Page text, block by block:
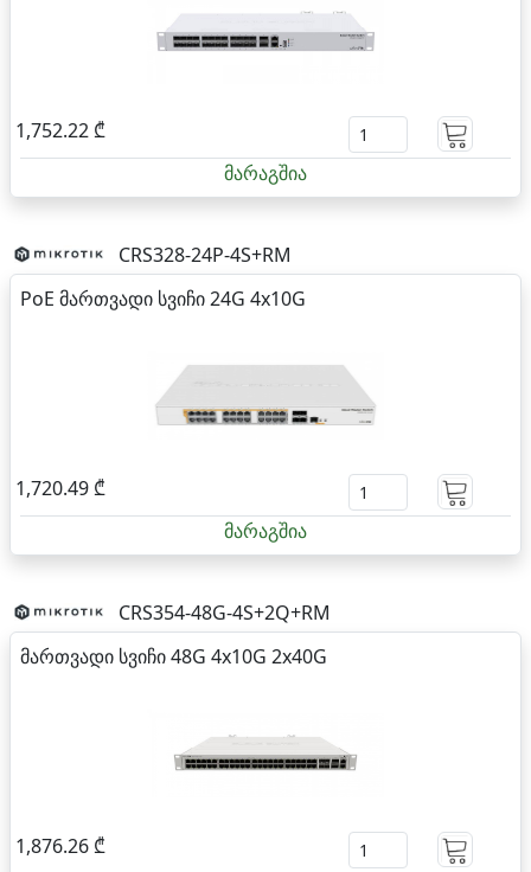
1,752.22 ₾
მარაგშია
CRS328-24P-4S+RM
PoE მართვადი სვიჩი 24G 4x10G
1,720.49 ₾
მარაგშია
CRS354-48G-4S+2Q+RM
მართვადი სვიჩი 48G 4x10G 2x40G
1,876.26 ₾